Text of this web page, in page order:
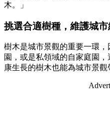
木。」
挑選合適樹種，維護城
樹木是城市景觀的重要一環
園，或是私領域的自家庭園
康生長的樹木也能為城市景觀